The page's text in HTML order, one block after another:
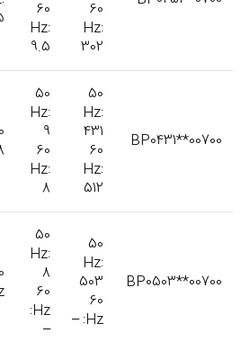
60
Hz:
302
60
Hz:
9.5
BP0431**00700
50
Hz:
431
60
Hz:
512
50
Hz:
9
60
Hz:
8
BP0503**00700
50
Hz:
503
60
Hz: –
50
Hz:
8
60
Hz:
–